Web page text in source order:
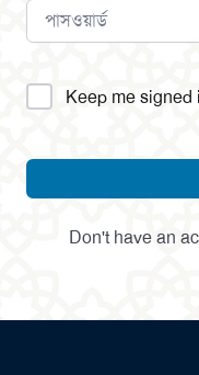
Alternative:
Keep me signed
Don't have an